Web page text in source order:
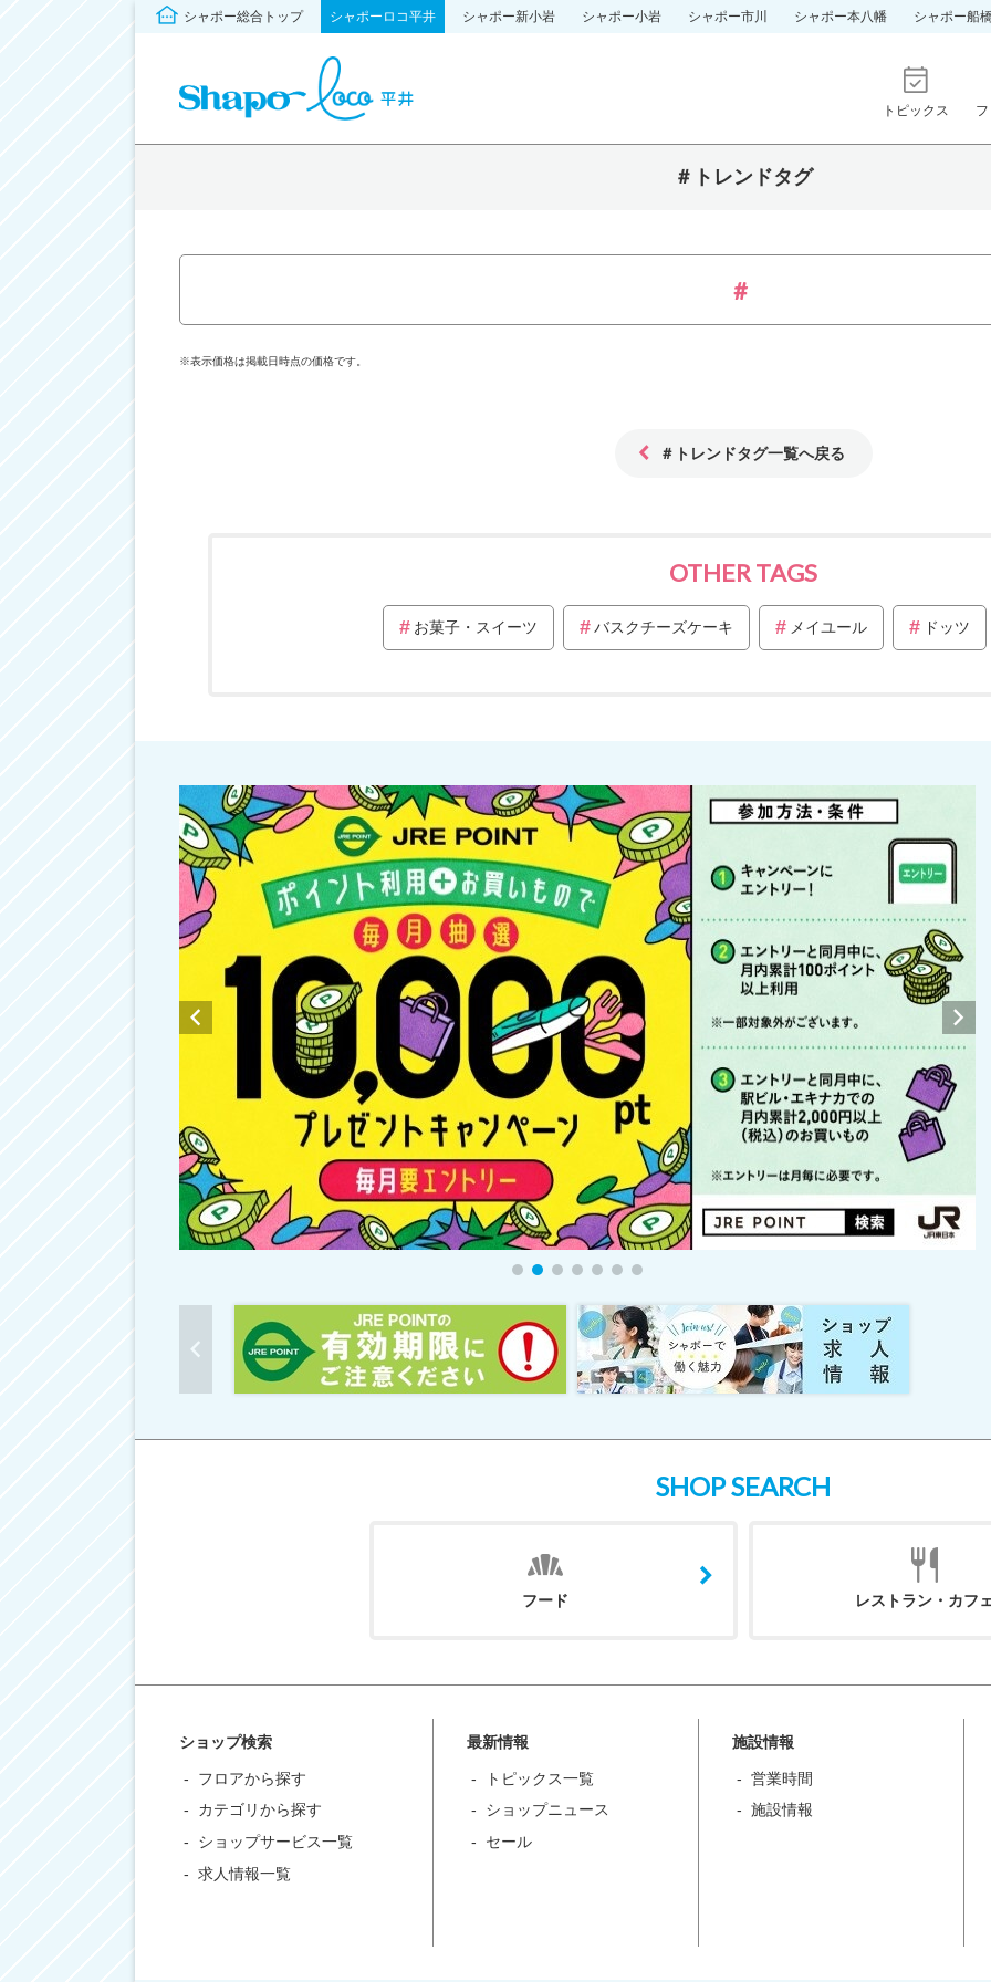
シャポー総合トップ シャポーロコ平井 シャポー新小岩 シャポー小岩 シャポー市川 シャポー本八幡 シャポー船
トピックス
＃トレンドタグ
※表示価格は掲載日時点の価格です。
＃トレンドタグ一覧へ戻る
OTHER TAGS
お菓子・スイーツ バスクチーズケーキ メイユール ドッツ
SHOP SEARCH
フード レストラン・カフ
ショップ検索
フロアから探す
カテゴリから探す
ショップサービス一覧
求人情報一覧
最新情報
トピックス一覧
ショップニュース
セール
施設情報
営業時間
施設情報